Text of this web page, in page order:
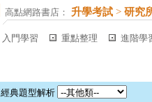
高點網路書店： 升學考試 > 研究
入門學習 重點整理 進階學
經典題型解析